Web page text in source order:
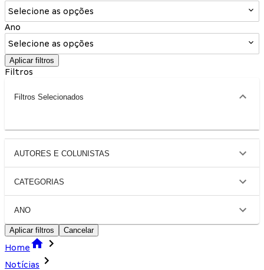
Selecione as opções
Ano
Selecione as opções
Aplicar filtros
Filtros
Filtros Selecionados
AUTORES E COLUNISTAS
CATEGORIAS
ANO
Aplicar filtros Cancelar
Home
Notícias